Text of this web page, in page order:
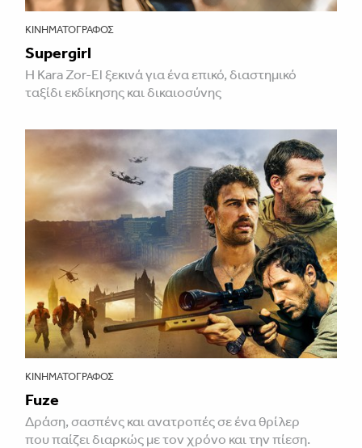
ΚΙΝΗΜΑΤΟΓΡΆΦΟΣ
Supergirl
Η Kara Zor-El ξεκινά για ένα επικό, διαστημικό
ταξίδι εκδίκησης και δικαιοσύνης
ΚΙΝΗΜΑΤΟΓΡΆΦΟΣ
Fuze
Δράση, σασπένς και ανατροπές σε ένα θρίλερ
που παίζει διαρκώς με τον χρόνο και την πίεση.